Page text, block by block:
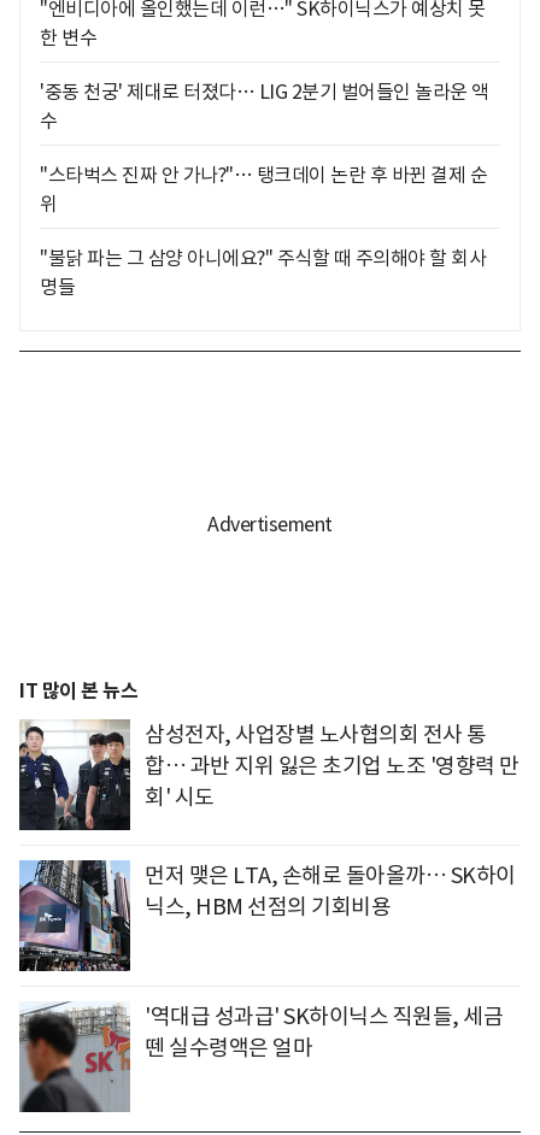
"엔비디아에 올인했는데 이런…" SK하이닉스가 예상치 못
한 변수
'중동 천궁' 제대로 터졌다… LIG 2분기 벌어들인 놀라운 액
수
"스타벅스 진짜 안 가나?"… 탱크데이 논란 후 바뀐 결제 순
위
"불닭 파는 그 삼양 아니에요?" 주식할 때 주의해야 할 회사
명들
IT 많이 본 뉴스
삼성전자, 사업장별 노사협의회 전사 통
합… 과반 지위 잃은 초기업 노조 '영향력 만
회' 시도
먼저 맺은 LTA, 손해로 돌아올까… SK하이
닉스, HBM 선점의 기회비용
'역대급 성과급' SK하이닉스 직원들, 세금
뗀 실수령액은 얼마